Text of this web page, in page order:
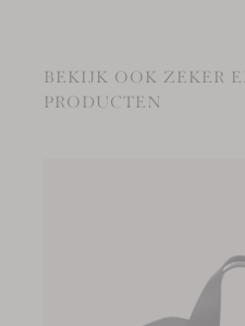
BEKIJK OOK ZEKER
PRODUCTEN